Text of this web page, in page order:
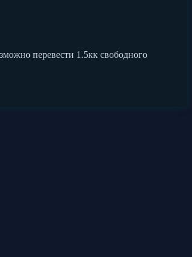
перевести 1.5кк свободного